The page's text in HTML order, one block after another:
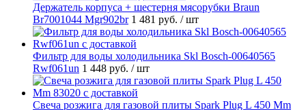
Держатель корпуса + шестерня мясорубки Braun
Br7001044 Mgr902br 1 481 руб. / шт
Фильтр для воды холодильника Skl Bosch-00640565
Rwf061un 1 448 руб. / шт
Свеча розжига для газовой плиты Spark Plug L 450 Mm